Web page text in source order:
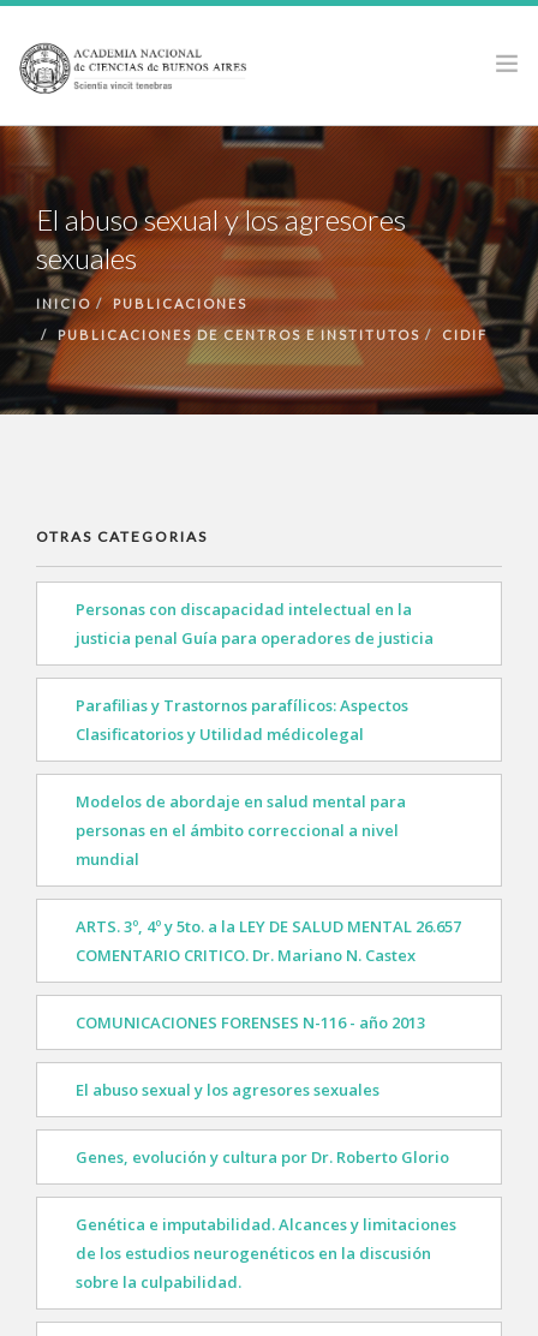
LA ACADEMIA
ACTIVIDADES
PUBLICACIONES
PREMIOS Y BECAS
NOTICIAS
ANCBA EN LOS MEDIOS
El abuso sexual y los agresores
sexuales
INICIO
PUBLICACIONES
PUBLICACIONES DE CENTROS E INSTITUTOS
CIDIF
OTRAS CATEGORIAS
Personas con discapacidad intelectual en la
justicia penal Guía para operadores de justicia
Parafilias y Trastornos parafílicos: Aspectos
Clasificatorios y Utilidad médicolegal
Modelos de abordaje en salud mental para
personas en el ámbito correccional a nivel
mundial
ARTS. 3º, 4º y 5to. a la LEY DE SALUD MENTAL 26.657
COMENTARIO CRITICO. Dr. Mariano N. Castex
COMUNICACIONES FORENSES N-116 - año 2013
El abuso sexual y los agresores sexuales
Genes, evolución y cultura por Dr. Roberto Glorio
Genética e imputabilidad. Alcances y limitaciones
de los estudios neurogenéticos en la discusión
sobre la culpabilidad.